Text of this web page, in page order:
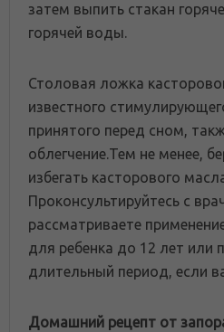
затем выпить стакан
горячей воды.
Столовая ложка
известного
принятого перед сном,
облегчение.Тем не менее,
избегать касторового
Проконсультируйтесь с
рассматриваете
для ребенка до 12 лет или
длительный период, если
Домашний рецепт от